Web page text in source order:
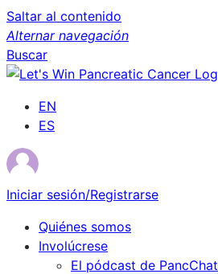
Saltar al contenido
Alternar navegación
Buscar
EN
ES
Iniciar sesión/Registrarse
Quiénes somos
Involúcrese
El pódcast de PancChat